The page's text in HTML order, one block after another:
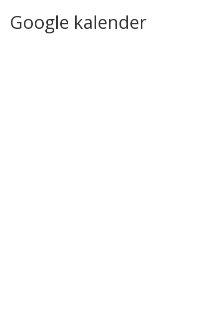
Google kalender